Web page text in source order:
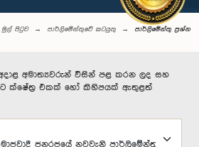
මුල් පිටුව පාර්ලිමේන්තුවේ කටයුතු පාර්ලි‌මේන්තු‌ ප්‍රශ්න
අමාත්‍යවරුන් විසින් පළ කරන ලද සහ
ක්ෂේත්‍ර එකක් හෝ කිහිපයක් ඇතුළත්